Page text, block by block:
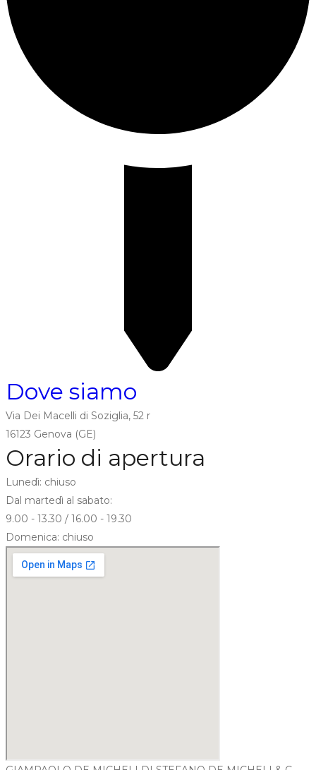
Dove siamo
Via Dei Macelli di Soziglia, 52 r
16123 Genova (GE)
Orario di apertura
Lunedì: chiuso
Dal martedì al sabato:
9.00 - 13.30 / 16.00 - 19.30
Domenica: chiuso